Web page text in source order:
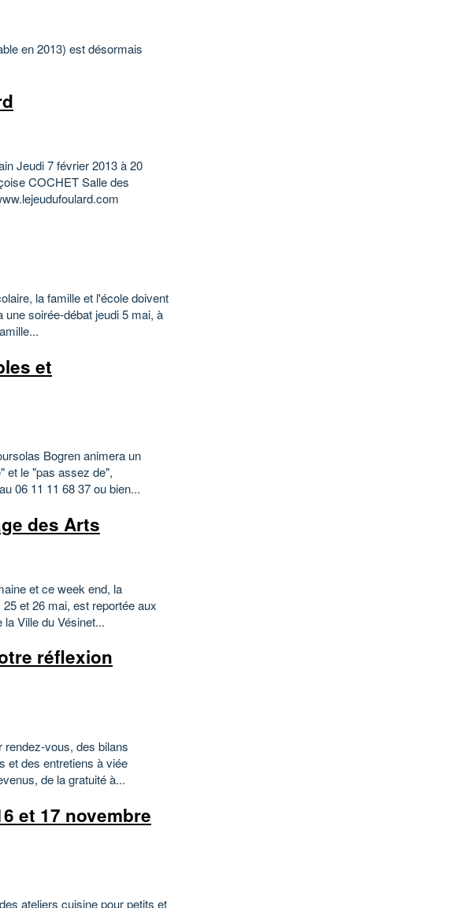
en 2013) est désormais
Jeudi 7 février 2013 à 20
COCHET Salle des
la famille et l'école doivent
soirée-débat jeudi 5 mai, à
et
Bogren animera un
et le "pas assez de",
06 11 11 68 37 ou bien...
des Arts
et ce week end, la
et 26 mai, est reportée aux
Ville du Vésinet...
réflexion
rendez-vous, des bilans
et des entretiens à viée
de la gratuité à...
et 17 novembre
ateliers cuisine pour petits et